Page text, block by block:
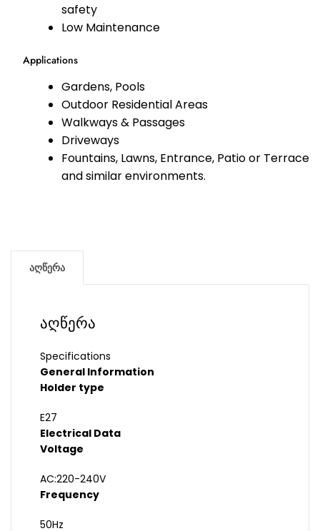
safety
Low Maintenance
Applications
Gardens, Pools
Outdoor Residential Areas
Walkways & Passages
Driveways
Fountains, Lawns, Entrance, Patio or Terrace
and similar environments.
აღწერა
აღწერა
Specifications
General Information
Holder type
E27
Electrical Data
Voltage
AC:220-240V
Frequency
50Hz